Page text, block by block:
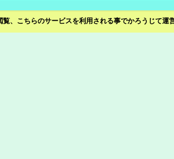
、こちらのサービスを利用される事でかろうじて運